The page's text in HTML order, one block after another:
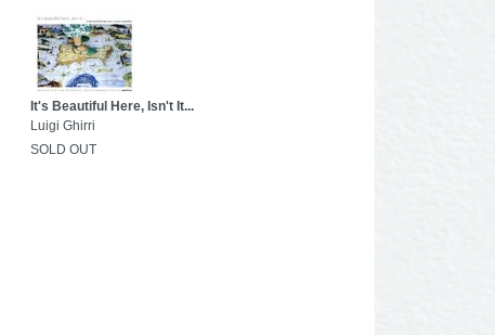
It's Beautiful Here, Isn't It...
Luigi Ghirri
SOLD OUT